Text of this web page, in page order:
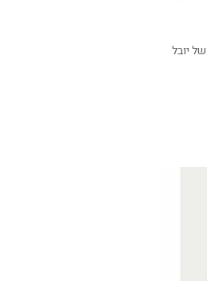
יובל